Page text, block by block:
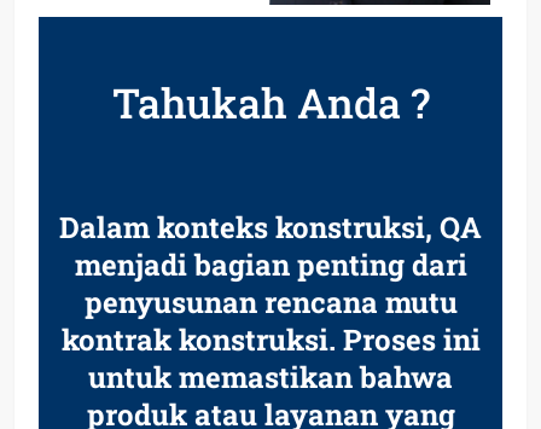
Tahukah Anda ?
Dalam konteks konstruksi, QA
menjadi bagian penting dari
penyusunan rencana mutu
kontrak konstruksi. Proses ini
untuk memastikan bahwa
produk atau layanan yang